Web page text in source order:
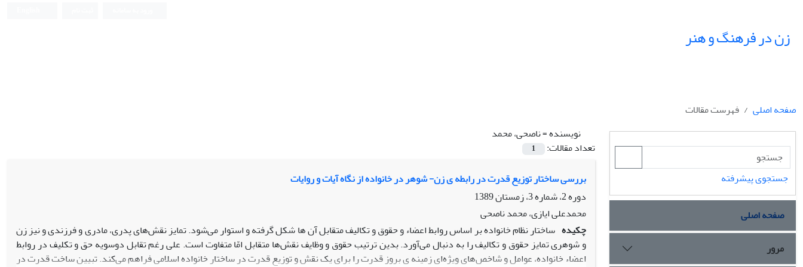
زن در فرهنگ و هنر
صفحه اصلی
فهرست مقالات
نویسنده =ناصحی، محمد
تعداد مقالات:
1
بررسی ساختار توزیع قدرت در رابطه ی زن- شوهر در خانواده از نگاه آیات و روایات
دوره 2، شماره 3، زمستان 1389
محمدعلی ایازی، محمد ناصحی
چکیده ساختار نظام خانواده بر اساس روابط اعضاء و حقوق و تکالیف متقابل آن ها شکل گرفته و استوار می‌شود. تمایز نقش‌های پدری، مادری و فرزندی و نیز زن
و شوهری تمایز حقوق و تکالیف را به دنبال می‌‌آورد. بدین ترتیب حقوق و وظایف نقش‌ها متقابل امّا متفاوت است. علی رغم تقابل دوسویه حق و تکلیف در روابط
اعضاء خانواده، عوامل و شاخص‌های ویژه‌ای زمینه ی بروز قدرت را برای یک نقش و توزیع قدرت در ساختار خانواده اسلامی فراهم می‌‌کند. تبیین ساخت قدرت در
جستجوی پیشرفته
صفحه اصلی
مرور